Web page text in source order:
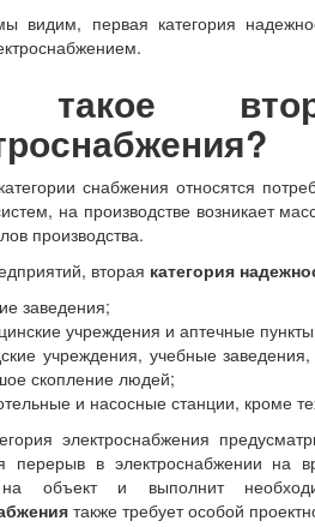
видим, первая категория
снабжения относятся
на производстве возникает
производства.
вторая категория
заведения;
учреждения и аптечные
учреждения, учебные
скопление людей;
и насосные станции, кроме
электроснабжения
перерыв в электроснабжении на
на объект и выполнит
также требует особой